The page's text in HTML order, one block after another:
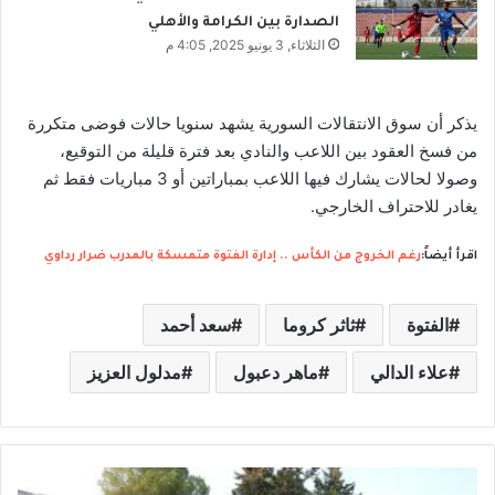
الصدارة بين الكرامة والأهلي
الثلاثاء, 3 يونيو 2025, 4:05 م
يذكر أن سوق الانتقالات السورية يشهد سنويا حالات فوضى متكررة
من فسخ العقود بين اللاعب والنادي بعد فترة قليلة من التوقيع،
وصولا لحالات يشارك فيها اللاعب بمباراتين أو 3 مباريات فقط ثم
يغادر للاحتراف الخارجي.
اقرأ أيضاً:رغم الخروج من الكأس .. إدارة الفتوة متمسكة بالمدرب ضرار رداوي
الفتوة ثاثر كروما سعد أحمد
علاء الدالي ماهر دعبول مدلول العزيز